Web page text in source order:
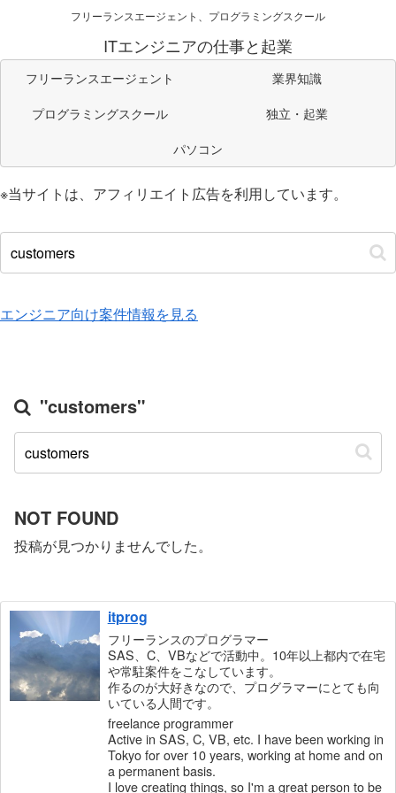
フリーランスエージェント、プログラミングスクール
ITエンジニアの仕事と起業
フリーランスエージェント
業界知識
プログラミングスクール
独立・起業
パソコン
※当サイトは、アフィリエイト広告を利用しています。
エンジニア向け案件情報を見る
"customers"
NOT FOUND
投稿が見つかりませんでした。
itprog
フリーランスのプログラマー
SAS、C、VBなどで活動中。10年以上都内で在宅
や常駐案件をこなしています。
作るのが大好きなので、プログラマーにとても向
いている人間です。
freelance programmer
Active in SAS, C, VB, etc. I have been working in
Tokyo for over 10 years, working at home and on
a permanent basis.
I love creating things, so I'm a great person to be